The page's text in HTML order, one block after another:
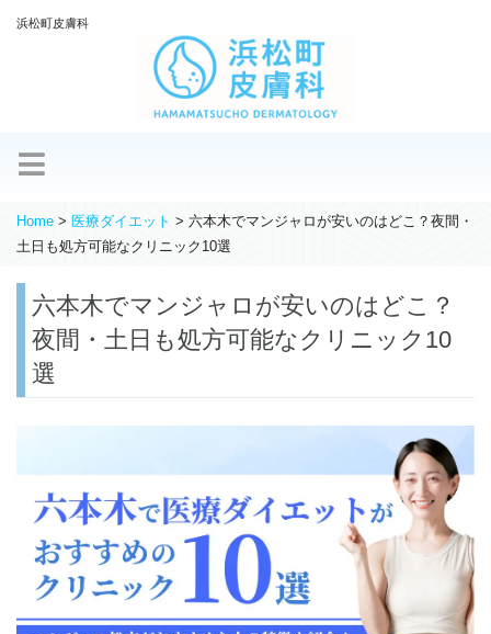
浜松町皮膚科
Home > 医療ダイエット > 六本木でマンジャロが安いのはどこ？夜間・
土日も処方可能なクリニック10選
六本木でマンジャロが安いのはどこ？
夜間・土日も処方可能なクリニック10
選